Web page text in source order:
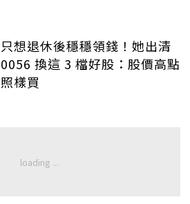
只想退休後穩穩領錢！她出清
0056 換這 3 檔好股：股價高點
照樣買